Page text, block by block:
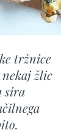
tržnice
žlic
sira